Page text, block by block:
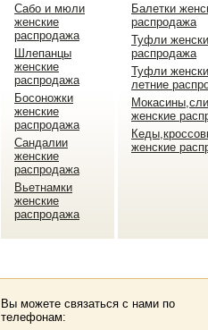
Сабо и мюли
женские
распродажа
Шлепанцы
женские
распродажа
Босоножки
женские
распродажа
Сандалии
женские
распродажа
Вьетнамки
женские
распродажа
Балетки
распродажа
Туфли
распродажа
Туфли
летние
женские
женские
Вы можете связаться с нами по
телефонам: